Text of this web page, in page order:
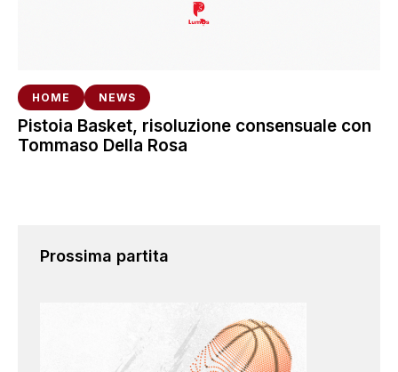
HOME NEWS
Pistoia Basket, risoluzione consensuale con
Tommaso Della Rosa
Prossima partita